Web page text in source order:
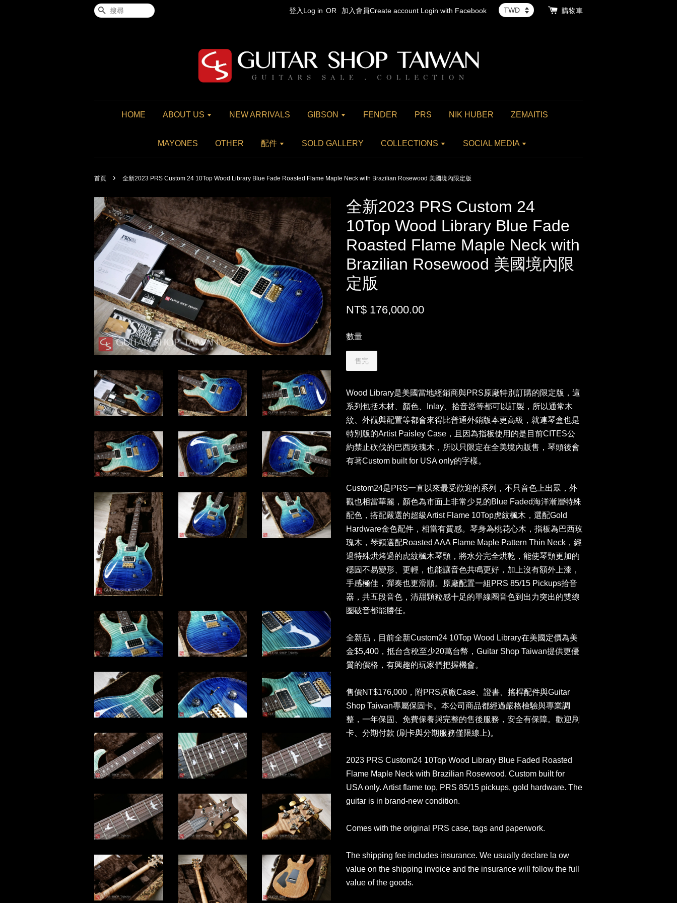
搜尋 登入Log in OR 加入會員Create account Login with Facebook 購物車
HOME ABOUT US NEW ARRIVALS GIBSON FENDER PRS NIK HUBER ZEMAITIS
MAYONES OTHER 配件 SOLD GALLERY COLLECTIONS SOCIAL MEDIA
首頁 › 全新2023 PRS Custom 24 10Top Wood Library Blue Fade Roasted Flame Maple Neck with Brazilian Rosewood 美國境內限定版
全新2023 PRS Custom 24
10Top Wood Library Blue Fade
Roasted Flame Maple Neck with
Brazilian Rosewood 美國境內限
定版
NT$ 176,000.00
數量
售完
Wood Library是美國當地經銷商與PRS原廠特別訂購的限定版，這
系列包括木材、顏色、Inlay、拾音器等都可以訂製，所以通常木
紋、外觀與配置等都會來得比普通外銷版本更高級，就連琴盒也是
特別版的Artist Paisley Case，且因為指板使用的是目前CITES公
約禁止砍伐的巴西玫瑰木，所以只限定在全美境內販售，琴頭後會
有著Custom built for USA only的字樣。
Custom24是PRS一直以來最受歡迎的系列，不只音色上出眾，外
觀也相當華麗，顏色為市面上非常少見的Blue Faded海洋漸層特殊
配色，搭配嚴選的超級Artist Flame 10Top虎紋楓木，選配Gold
Hardware金色配件，相當有質感。琴身為桃花心木，指板為巴西玫
瑰木，琴頸選配Roasted AAA Flame Maple Pattern Thin Neck，經
過特殊烘烤過的虎紋楓木琴頸，將水分完全烘乾，能使琴頸更加的
穩固不易變形、更輕，也能讓音色共鳴更好，加上沒有額外上漆，
手感極佳，彈奏也更滑順。原廠配置一組PRS 85/15 Pickups拾音
器，共五段音色，清甜顆粒感十足的單線圈音色到出力突出的雙線
圈破音都能勝任。
全新品，目前全新Custom24 10Top Wood Library在美國定價為美
金$5,400，抵台含稅至少20萬台幣，Guitar Shop Taiwan提供更優
質的價格，有興趣的玩家們把握機會。
售價NT$176,000，附PRS原廠Case、證書、搖桿配件與Guitar
Shop Taiwan專屬保固卡。本公司商品都經過嚴格檢驗與專業調
整，一年保固、免費保養與完整的售後服務，安全有保障。歡迎刷
卡、分期付款 (刷卡與分期服務僅限線上)。
2023 PRS Custom24 10Top Wood Library Blue Faded Roasted
Flame Maple Neck with Brazilian Rosewood. Custom built for
USA only. Artist flame top, PRS 85/15 pickups, gold hardware. The
guitar is in brand-new condition.
Comes with the original PRS case, tags and paperwork.
The shipping fee includes insurance. We usually declare la ow
value on the shipping invoice and the insurance will follow the full
value of the goods.